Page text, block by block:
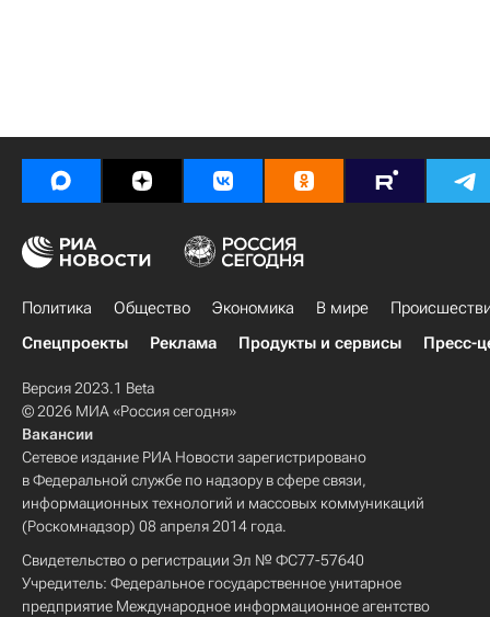
Политика Общество Экономика В мире
Спецпроекты
Реклама Продукты и сервисы Пресс-
Версия 2023.1 Beta
© 2026 МИА «Россия сегодня»
Вакансии
Сетевое издание РИА Новости зарегистрировано
в Федеральной службе по надзору в сфере связи,
информационных технологий и массовых коммуникаций
(Роскомнадзор) 08 апреля 2014 года.
Свидетельство о регистрации Эл № ФС77-57640
Учредитель: Федеральное государственное унитарное
предприятие Международное информационное агентство